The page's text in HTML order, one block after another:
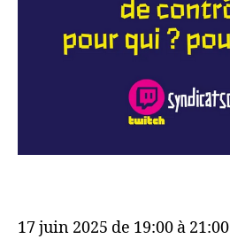
17 juin 2025 de 19:00 à 21:00